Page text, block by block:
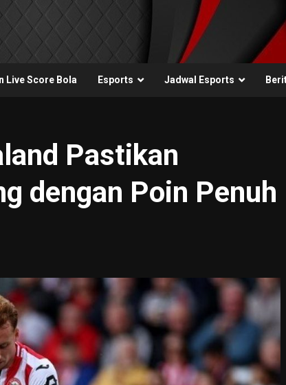
Live Score Bola Esports Jadwal Esports
Pastikan
dengan Poin Penuh